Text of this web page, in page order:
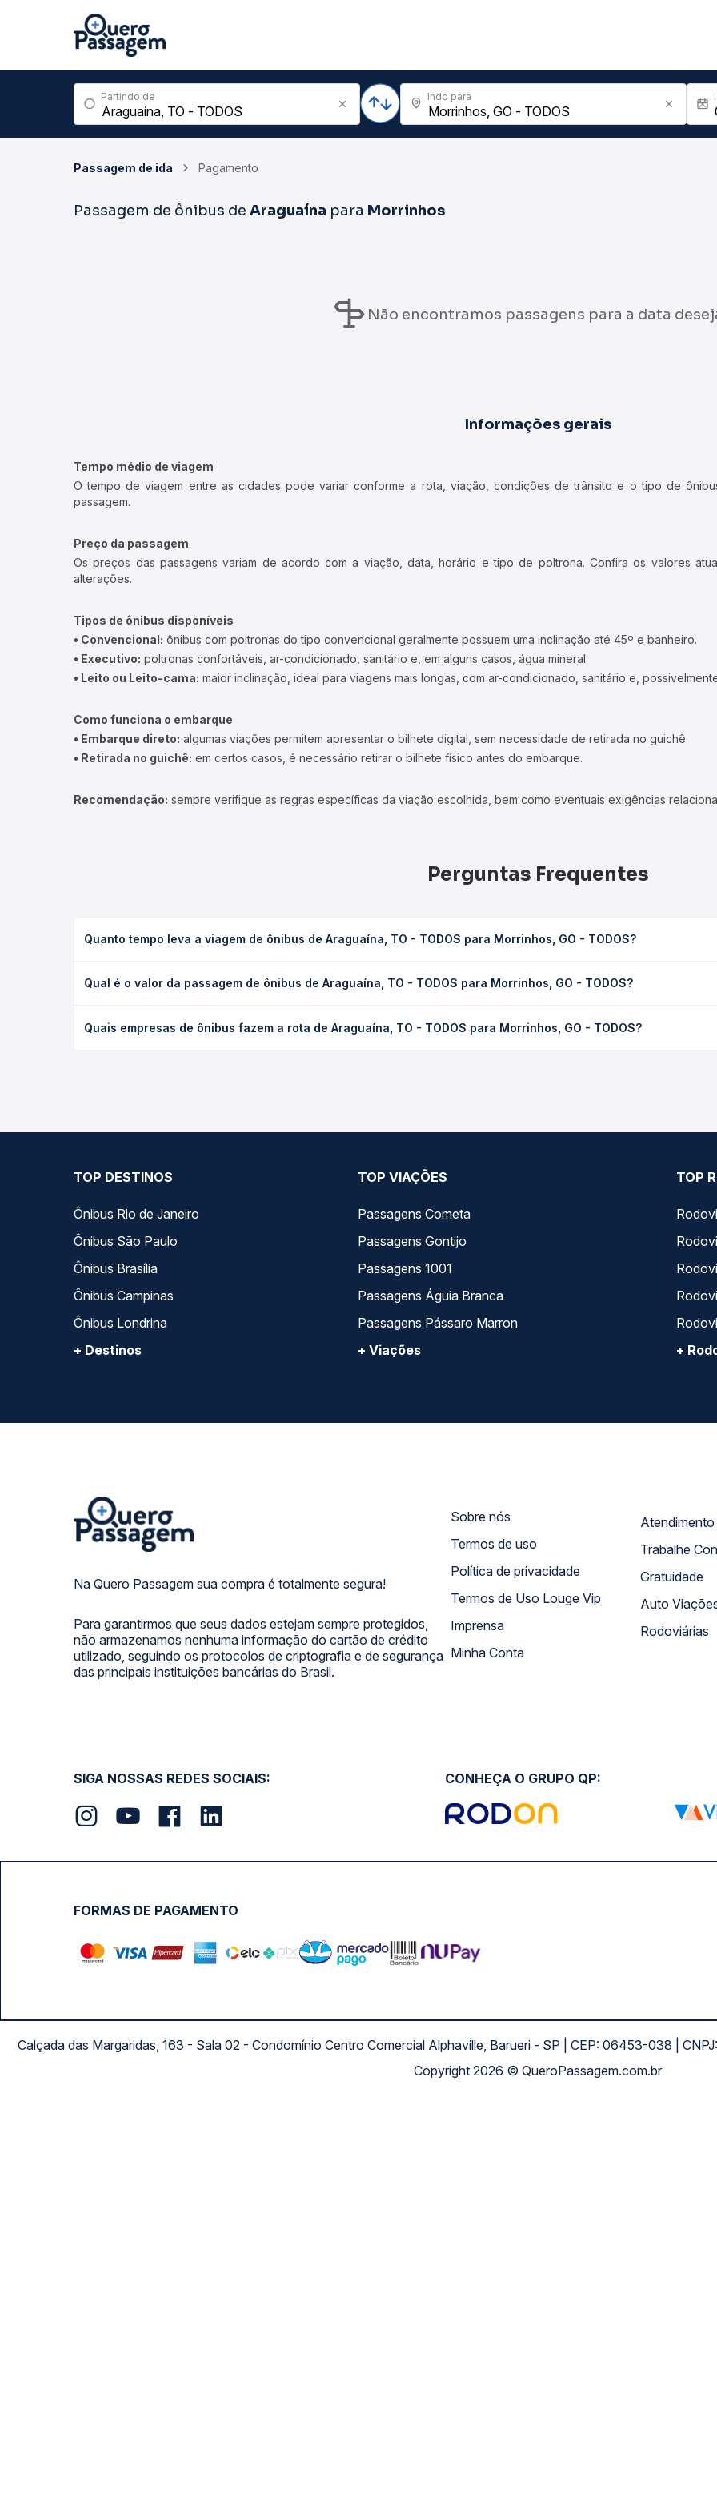
Partindo de Indo para
Passagem de ida Pagamento
Passagem de ônibus de Araguaína para Morrinhos
Não encontramos passagens para a data
Informações gerais
Tempo médio de viagem
O tempo de viagem entre as cidades pode variar conforme a rota, viação, condições de trânsito e o tipo de
passagem.
Preço da passagem
Os preços das passagens variam de acordo com a viação, data, horário e tipo de poltrona. Confira os valores
alterações.
Tipos de ônibus disponíveis
• Convencional: ônibus com poltronas do tipo convencional geralmente possuem uma inclinação até 45º e banheiro.
• Executivo: poltronas confortáveis, ar-condicionado, sanitário e, em alguns casos, água mineral.
• Leito ou Leito-cama: maior inclinação, ideal para viagens mais longas, com ar-condicionado, sanitário e,
Como funciona o embarque
• Embarque direto: algumas viações permitem apresentar o bilhete digital, sem necessidade de retirada no guichê.
• Retirada no guichê: em certos casos, é necessário retirar o bilhete físico antes do embarque.
Recomendação: sempre verifique as regras específicas da viação escolhida, bem como eventuais exigências
Perguntas Frequentes
Quanto tempo leva a viagem de ônibus de Araguaína, TO - TODOS para Morrinhos, GO - TODOS?
executivo ou leito) e as condições de tráfego. Na Quero Passagem você consulta os horários disponíveis e vê a
Qual é o valor da passagem de ônibus de Araguaína, TO - TODOS para Morrinhos, GO - TODOS?
empresa, o tipo de poltrona e a antecedência da compra. Na Quero Passagem você compara os preços de todas as
Quais empresas de ônibus fazem a rota de Araguaína, TO - TODOS para Morrinhos, GO - TODOS?
TOP DESTINOS
Ônibus Rio de Janeiro
Ônibus São Paulo
Ônibus Brasília
Ônibus Campinas
Ônibus Londrina
+ Destinos
TOP VIAÇÕES
Passagens Cometa
Passagens Gontijo
Passagens 1001
Passagens Águia Branca
Passagens Pássaro Marron
+ Viações
TOP
+
Na Quero Passagem sua compra é totalmente segura!
Para garantirmos que seus dados estejam sempre protegidos,
não armazenamos nenhuma informação do cartão de crédito
utilizado, seguindo os protocolos de criptografia e de segurança
das principais instituições bancárias do Brasil.
Sobre nós
Termos de uso
Política de privacidade
Termos de Uso Louge Vip
Imprensa
Minha Conta
Trabalhe
Gratuidade
Auto
Rodoviárias
SIGA NOSSAS REDES SOCIAIS: CONHEÇA O GRUPO QP:
FORMAS DE PAGAMENTO
Calçada das Margaridas, 163 - Sala 02 - Condomínio Centro Comercial Alphaville, Barueri - SP | CEP: 06453-038 |
Copyright 2026 © QueroPassagem.com.br